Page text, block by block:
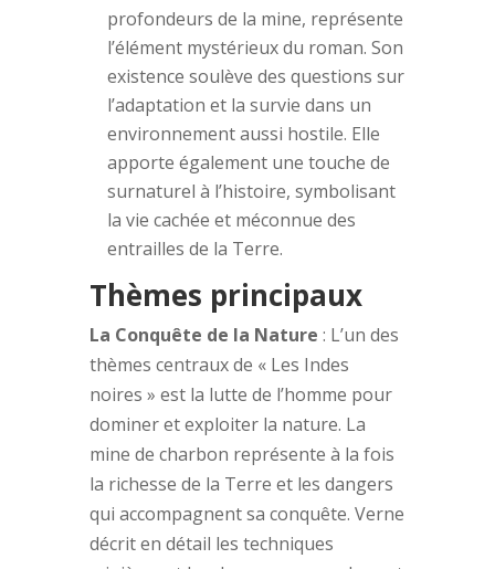
profondeurs de la mine, représente
l’élément mystérieux du roman. Son
existence soulève des questions sur
l’adaptation et la survie dans un
environnement aussi hostile. Elle
apporte également une touche de
surnaturel à l’histoire, symbolisant
la vie cachée et méconnue des
entrailles de la Terre.
Thèmes principaux
La Conquête de la Nature : L’un des
thèmes centraux de « Les Indes
noires » est la lutte de l’homme pour
dominer et exploiter la nature. La
mine de charbon représente à la fois
la richesse de la Terre et les dangers
qui accompagnent sa conquête. Verne
décrit en détail les techniques